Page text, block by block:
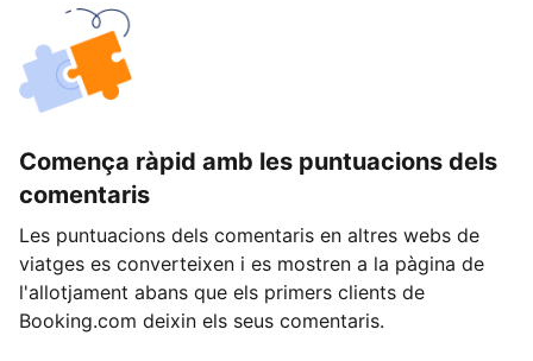
Comença ràpid amb les puntuacions dels
comentaris
Les puntuacions dels comentaris en altres webs de
viatges es converteixen i es mostren a la pàgina de
l'allotjament abans que els primers clients de
Booking.com deixin els seus comentaris.